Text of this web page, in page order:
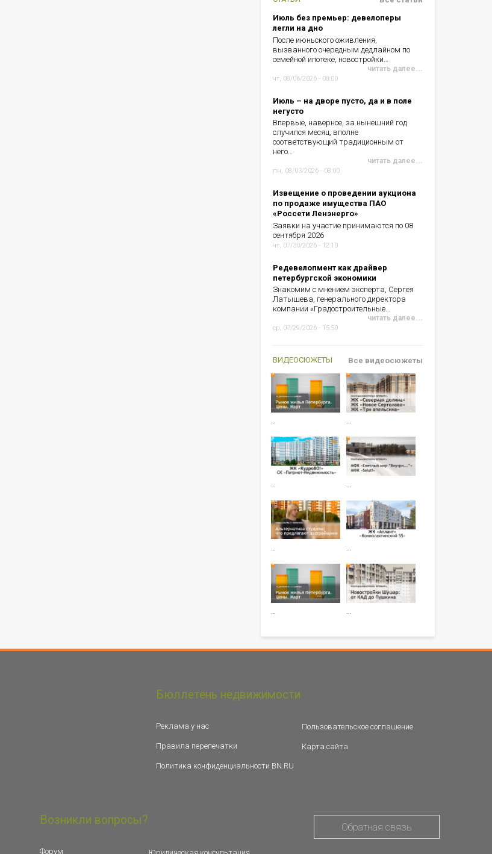
Июль без премьер: девелоперы
легли на дно
После июньского оживления,
вызванного очередным дедлайном по
семейной ипотеке, новостройки…
читать далее...
чт, 08/06/2026 - 08:00
Июль – на дворе пусто, да и в поле
негусто
Впервые, наверное, за нынешний год
случился месяц, вполне
соответствующий традиционным от
него…
читать далее...
пн, 08/03/2026 - 08:00
Извещение о проведении аукциона
по продаже имущества ПАО
«Россети Ленэнерго»
Заявки на участие принимаются по 08
сентября 2026
чт, 07/30/2026 - 12:10
Редевелопмент как драйвер
петербургской экономики
Знакомим с мнением эксперта, Сергея
Латышева, генерального директора
компании «Градостроительные…
читать далее...
ср, 07/29/2026 - 15:50
ВИДЕОСЮЖЕТЫ
… …
… …
Все видеосюжеты
Бюллетень недвижимости
Реклама у нас
Правила перепечатки
Политика конфиденциальности BN.RU
Пользовательское соглашение
Карта сайта
Возникли вопросы?
Форум
Обратная связь